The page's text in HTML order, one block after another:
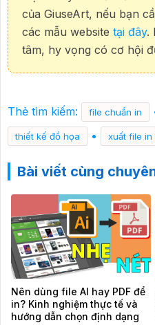
của GiuseArt, nếu bạn
các mẫu website tại đây.
tâm, hy vọng có cơ hội
Thẻ tìm kiếm: file chuẩn in
thiết kế đồ họa • xuất file in
Bài viết cùng
Nên dùng file AI hay PDF để
in? Kinh nghiệm thực tế và
hướng dẫn chọn định dạng